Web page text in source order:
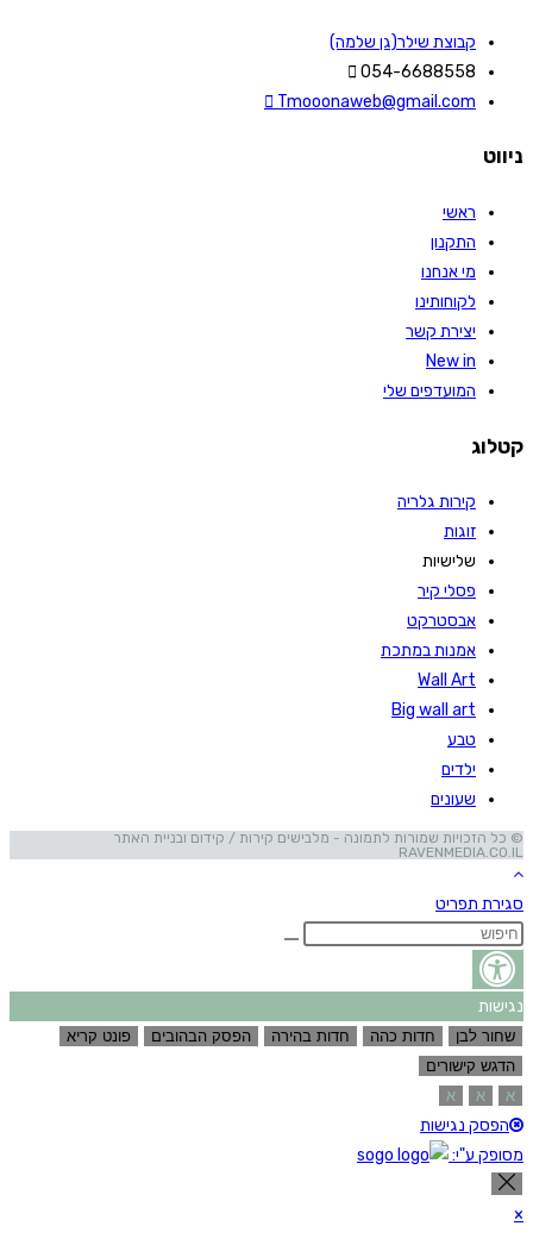
קבוצת שילר(גן שלמה)
054-6688558
Tmooonaweb@gmail.com
ניווט
ראשי
התקנון
מי אנחנו
לקוחותינו
יצירת קשר
New in
המועדפים שלי
קטלוג
קירות גלריה
זוגות
שלישיות
פסלי קיר
אבסטרקט
אמנות במתכת
Wall Art
Big wall art
טבע
ילדים
שעונים
© כל הזכויות שמורות לתמונה - מלבישים קירות / קידום ובניית האתר
RAVENMEDIA.CO.IL
סגירת תפריט
נגישות
שחור לבן חדות כהה חדות בהירה הפסק הבהובים
פונט קריא
הדגש קישורים
א
א א
הפסק נגישות
מסופק ע"י:
×